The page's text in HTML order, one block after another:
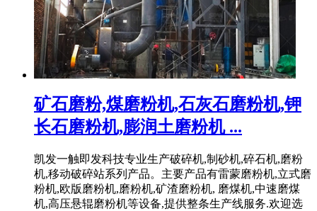
矿石磨粉,煤磨粉机,石灰石磨粉机,钾
长石磨粉机,膨润土磨粉机 ...
凯发一触即发科技专业生产破碎机,制砂机,碎石机,磨粉
机,移动破碎站系列产品。主要产品有雷蒙磨粉机,立式磨
粉机,欧版磨粉机,磨粉机,矿渣磨粉机, 磨煤机,中速磨煤
机,高压悬辊磨粉机等设备,提供整条生产线服务.欢迎选